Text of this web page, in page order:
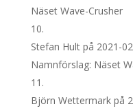
Näset Wave-Crusher
Stefan Hult på 2021-
Namnförslag: Näset
Björn Wettermark på